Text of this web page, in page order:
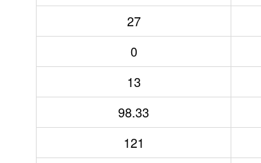
27
0
13
98.33
121